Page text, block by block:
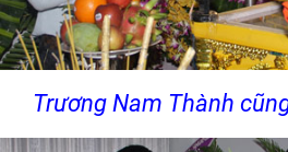
Trương Nam Thành